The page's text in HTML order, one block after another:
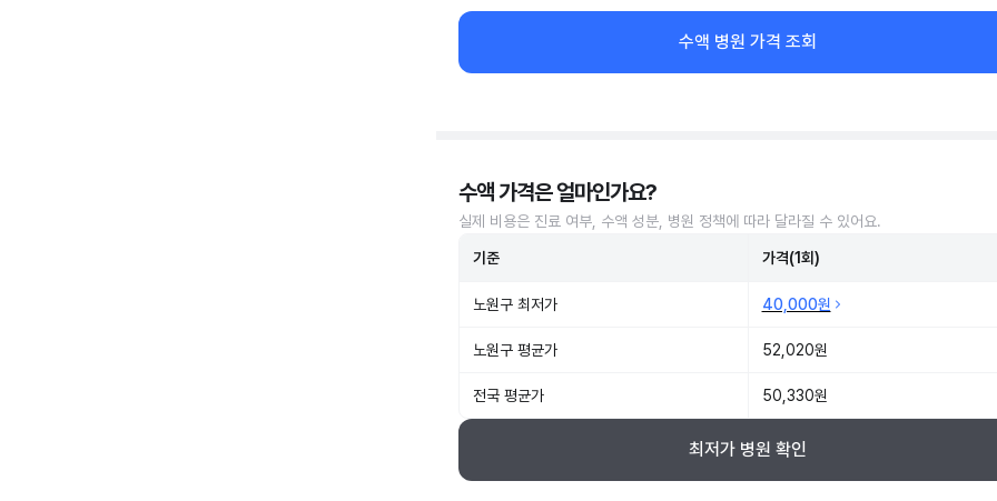
수액 병원 가격 조회
수액 가격은 얼마인가요?
실제 비용은 진료 여부, 수액 성분, 병원 정책에 따라 달라질 수 있어요.
기준 가격(1회)
노원구 최저가 40,000원
노원구 평균가 52,020원
전국 평균가 50,330원
최저가 병원 확인